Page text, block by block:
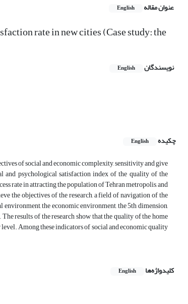
عنوان مقاله English
rate in new cities (Case study: the
نویسندگان English
چکیده
English
of social and economic complexity, sensitivity and give
and psychological satisfaction index of the quality of the
rate in attracting the population of Tehran metropolis, and
the objectives of the research, a field of navigation of the
the economic environment, the 5th dimension,
results of the research show that the quality of the home
Among these indicators of social and economic quality
کلیدواژه‌ها English